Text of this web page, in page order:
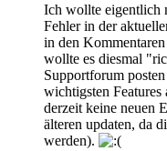
Ich wollte eigentlich
Fehler in der
in den
wollte es diesmal
Supportforum posten
wichtigsten Features
derzeit keine neuen
älteren updaten, da
werden).